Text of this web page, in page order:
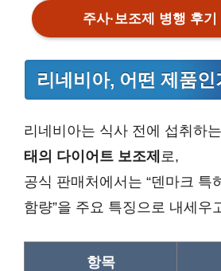
주사·보조제 병행 후
리네비아, 어떤 제품인
리네비아는 식사 전에 섭취하는
태의 다이어트 보조제 로,
공식 판매처에서는 “덴마크 특
함량”을 주요 특징으로 내세우
항목